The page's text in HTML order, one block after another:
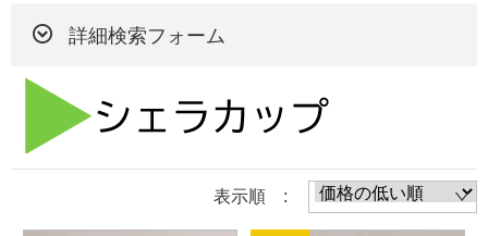
詳細検索フォーム
表示順 :